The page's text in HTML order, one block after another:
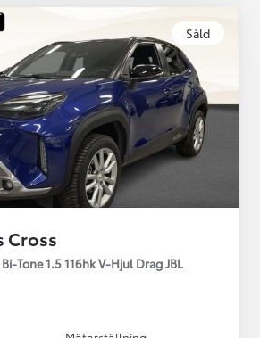
Såld
Cross
Tone 1.5 116hk V-Hjul Drag JBL